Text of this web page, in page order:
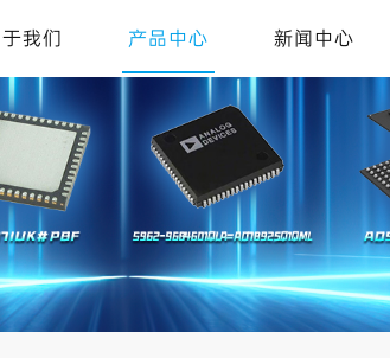
我们 产品中心 新闻中心